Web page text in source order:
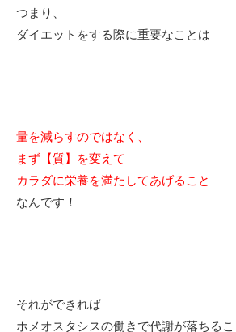
つまり、
ダイエットをする際に重要なことは
量を減らすのではなく、
まず【質】を変えて
カラダに栄養を満たしてあげること
なんです！
それができれば
ホメオスタシスの働きで代謝が落ちるこ